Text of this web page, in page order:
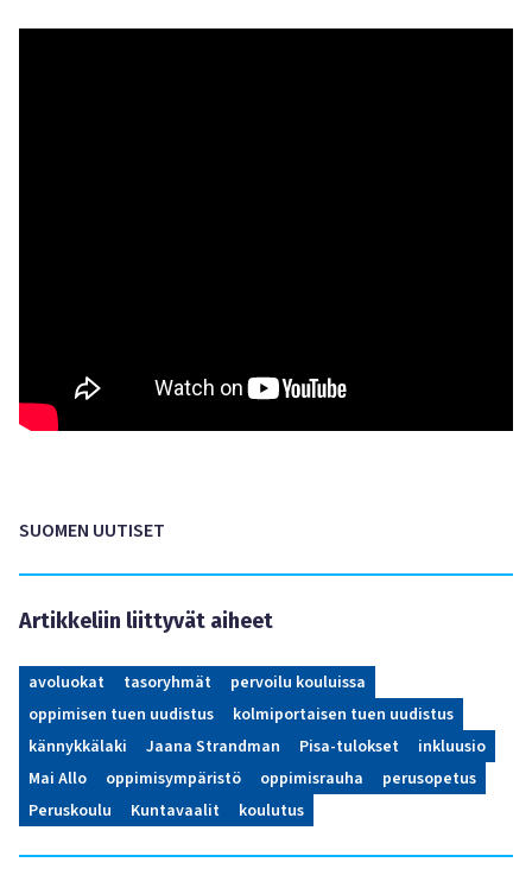
SUOMEN UUTISET
Artikkeliin liittyvät aiheet
avoluokat tasoryhmät
pervoilu kouluissa
oppimisen tuen uudistus
kolmiportaisen tuen uudistus
kännykkälaki
Jaana Strandman Pisa-tulokset
inkluusio
Mai Allo
oppimisympäristö oppimisrauha
perusopetus
Peruskoulu
Kuntavaalit koulutus